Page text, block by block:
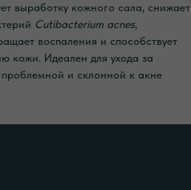
выработку кожного сала, снижает
Cutibacterium acnes,
воспаления и способствует
кожи. Идеален для ухода за
и склонной к акне